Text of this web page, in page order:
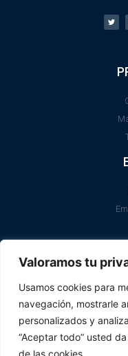
Valoramos tu
Usamos cookies para
navegación, mostrarle
personalizados y
“Aceptar todo” usted
de las cookies.